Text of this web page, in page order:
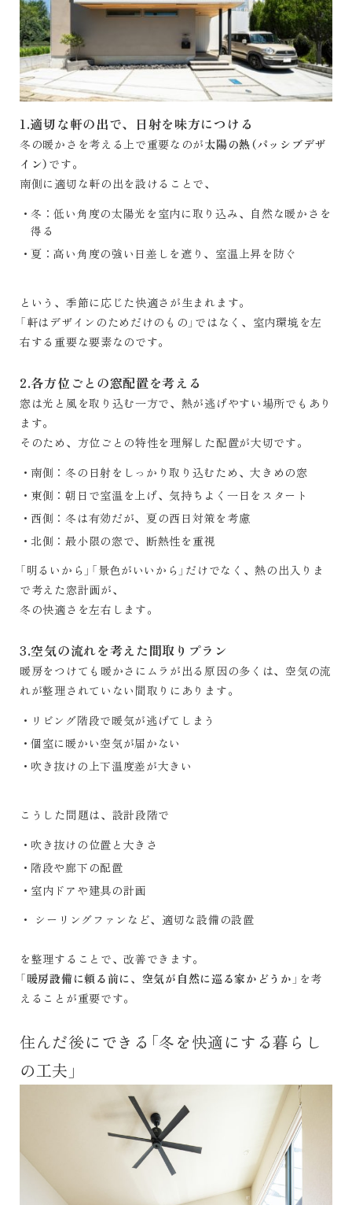
1.適切な軒の出で、日射を味方につける
冬の暖かさを考える上で重要なのが太陽の熱（パッシブデザ
イン） です。
南側に適切な軒の出を設けることで、
冬：低い角度の太陽光を室内に取り込み、自然な暖かさを
得る
夏：高い角度の強い日差しを遮り、室温上昇を防ぐ
という、季節に応じた快適さが生まれます。
「軒はデザインのためだけのもの」ではなく、室内環境を左
右する重要な要素なのです。
2.各方位ごとの窓配置を考える
窓は光と風を取り込む一方で、熱が逃げやすい場所でもあり
ます。
そのため、方位ごとの特性を理解した配置が大切です。
南側：冬の日射をしっかり取り込むため、大きめの窓
東側：朝日で室温を上げ、気持ちよく一日をスタート
西側：冬は有効だが、夏の西日対策を考慮
北側：最小限の窓で、断熱性を重視
「明るいから」「景色がいいから」だけでなく、熱の出入りま
で考えた窓計画が、
冬の快適さを左右します。
3.空気の流れを考えた間取りプラン
暖房をつけても暖かさにムラが出る原因の多くは、空気の流
れが整理されていない間取りにあります。
リビング階段で暖気が逃げてしまう
個室に暖かい空気が届かない
吹き抜けの上下温度差が大きい
こうした問題は、設計段階で
吹き抜けの位置と大きさ
階段や廊下の配置
室内ドアや建具の計画
・ シーリングファンなど、適切な設備の設置
を整理することで、改善できます。
「暖房設備に頼る前に、空気が自然に巡る家かどうか 」を考
えることが重要です。
住んだ後にできる「冬を快適にする暮らし
の工夫」